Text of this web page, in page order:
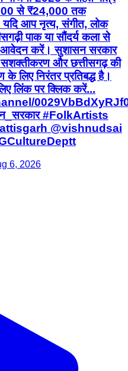
से ₹24,000 तक
यदि आप नृत्य, संगीत, लोक
पाक या सौंदर्य कला से
करें। सुशासन सरकार
और छत्तीसगढ़ की
लिए निरंतर प्रतिबद्ध है।
लिंक पर क्लिक करें...
#FolkArtists
@vishnudsai
6, 2026